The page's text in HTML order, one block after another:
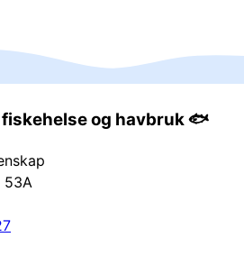
og havbruk 🐟
53A